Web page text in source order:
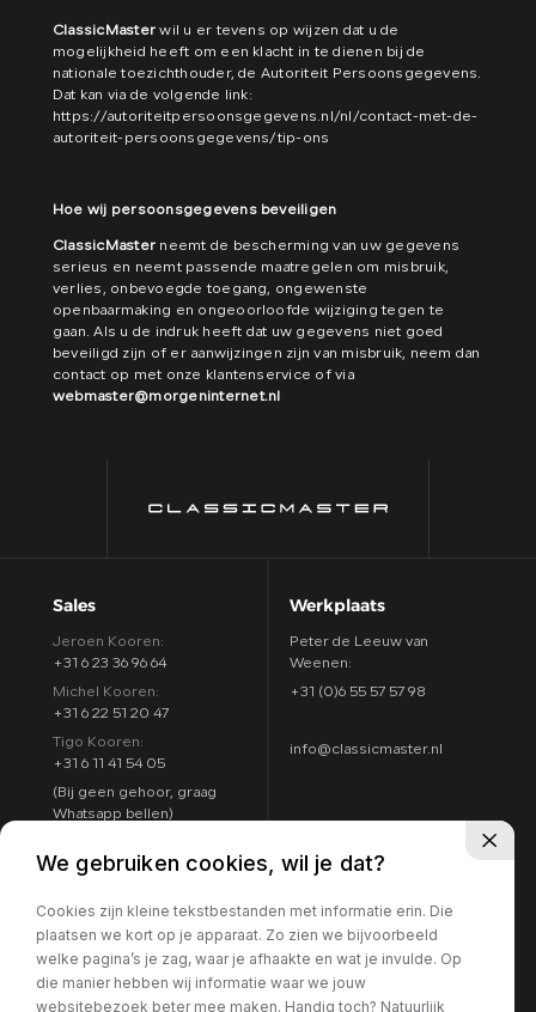
ClassicMaster wil u er tevens op wijzen dat u de
mogelijkheid heeft om een klacht in te dienen bij de
nationale toezichthouder, de Autoriteit Persoonsgegevens.
Dat kan via de volgende link:
https://autoriteitpersoonsgegevens.nl/nl/contact-met-de-
autoriteit-persoonsgegevens/tip-ons
Hoe wij persoonsgegevens beveiligen
ClassicMaster neemt de bescherming van uw gegevens
serieus en neemt passende maatregelen om misbruik,
verlies, onbevoegde toegang, ongewenste
openbaarmaking en ongeoorloofde wijziging tegen te
gaan. Als u de indruk heeft dat uw gegevens niet goed
beveiligd zijn of er aanwijzingen zijn van misbruik, neem dan
contact op met onze klantenservice of via
webmaster@morgeninternet.nl
Sales
Jeroen Kooren:
+31 6 23 36 96 64
Michel Kooren:
+31 6 22 51 20 47
Tigo Kooren:
+31 6 11 41 54 05
(Bij geen gehoor, graag
Whatsapp bellen)
Werkplaats
Peter de Leeuw van
Weenen:
+31 (0)6 55 57 57 98
info@classicmaster.nl
Argon 25
Routebeschrijving
8:00 - 17:00
7 dagen per week
geopend
We gebruiken cookies, wil je dat?
Cookies zijn kleine tekstbestanden met informatie erin. Die
plaatsen we kort op je apparaat. Zo zien we bijvoorbeeld
welke pagina’s je zag, waar je afhaakte en wat je invulde. Op
die manier hebben wij informatie waar we jouw
websitebezoek beter mee maken. Handig toch? Natuurlijk